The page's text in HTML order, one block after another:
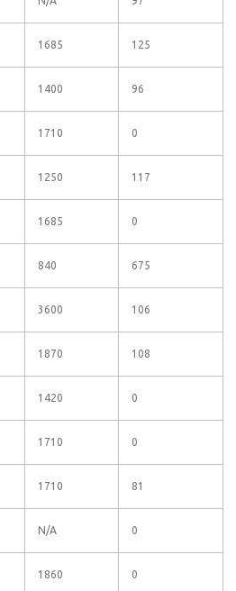
1685 125
1400 96
1710 0
1250 117
1685 0
840 675
3600 106
1870 108
1420 0
1710 0
1710 81
N/A 0
1860 0